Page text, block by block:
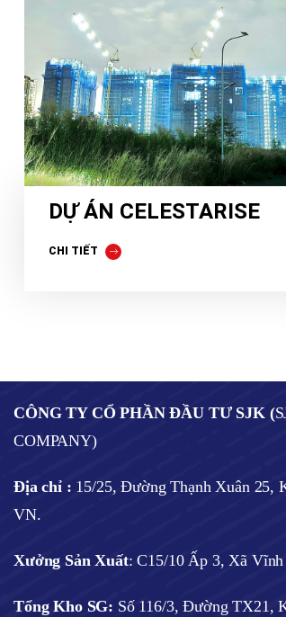
DỰ ÁN CELESTARISE
CHI TIẾT
CÔNG TY CỔ PHẦN ĐẦU TƯ SJK (
COMPANY)
Địa chỉ : 15/25, Đường Thạnh Xuân 25,
VN.
Xưởng Sản Xuất: C15/10 Ấp 3, Xã
Tổng Kho SG: Số 116/3, Đường TX21,